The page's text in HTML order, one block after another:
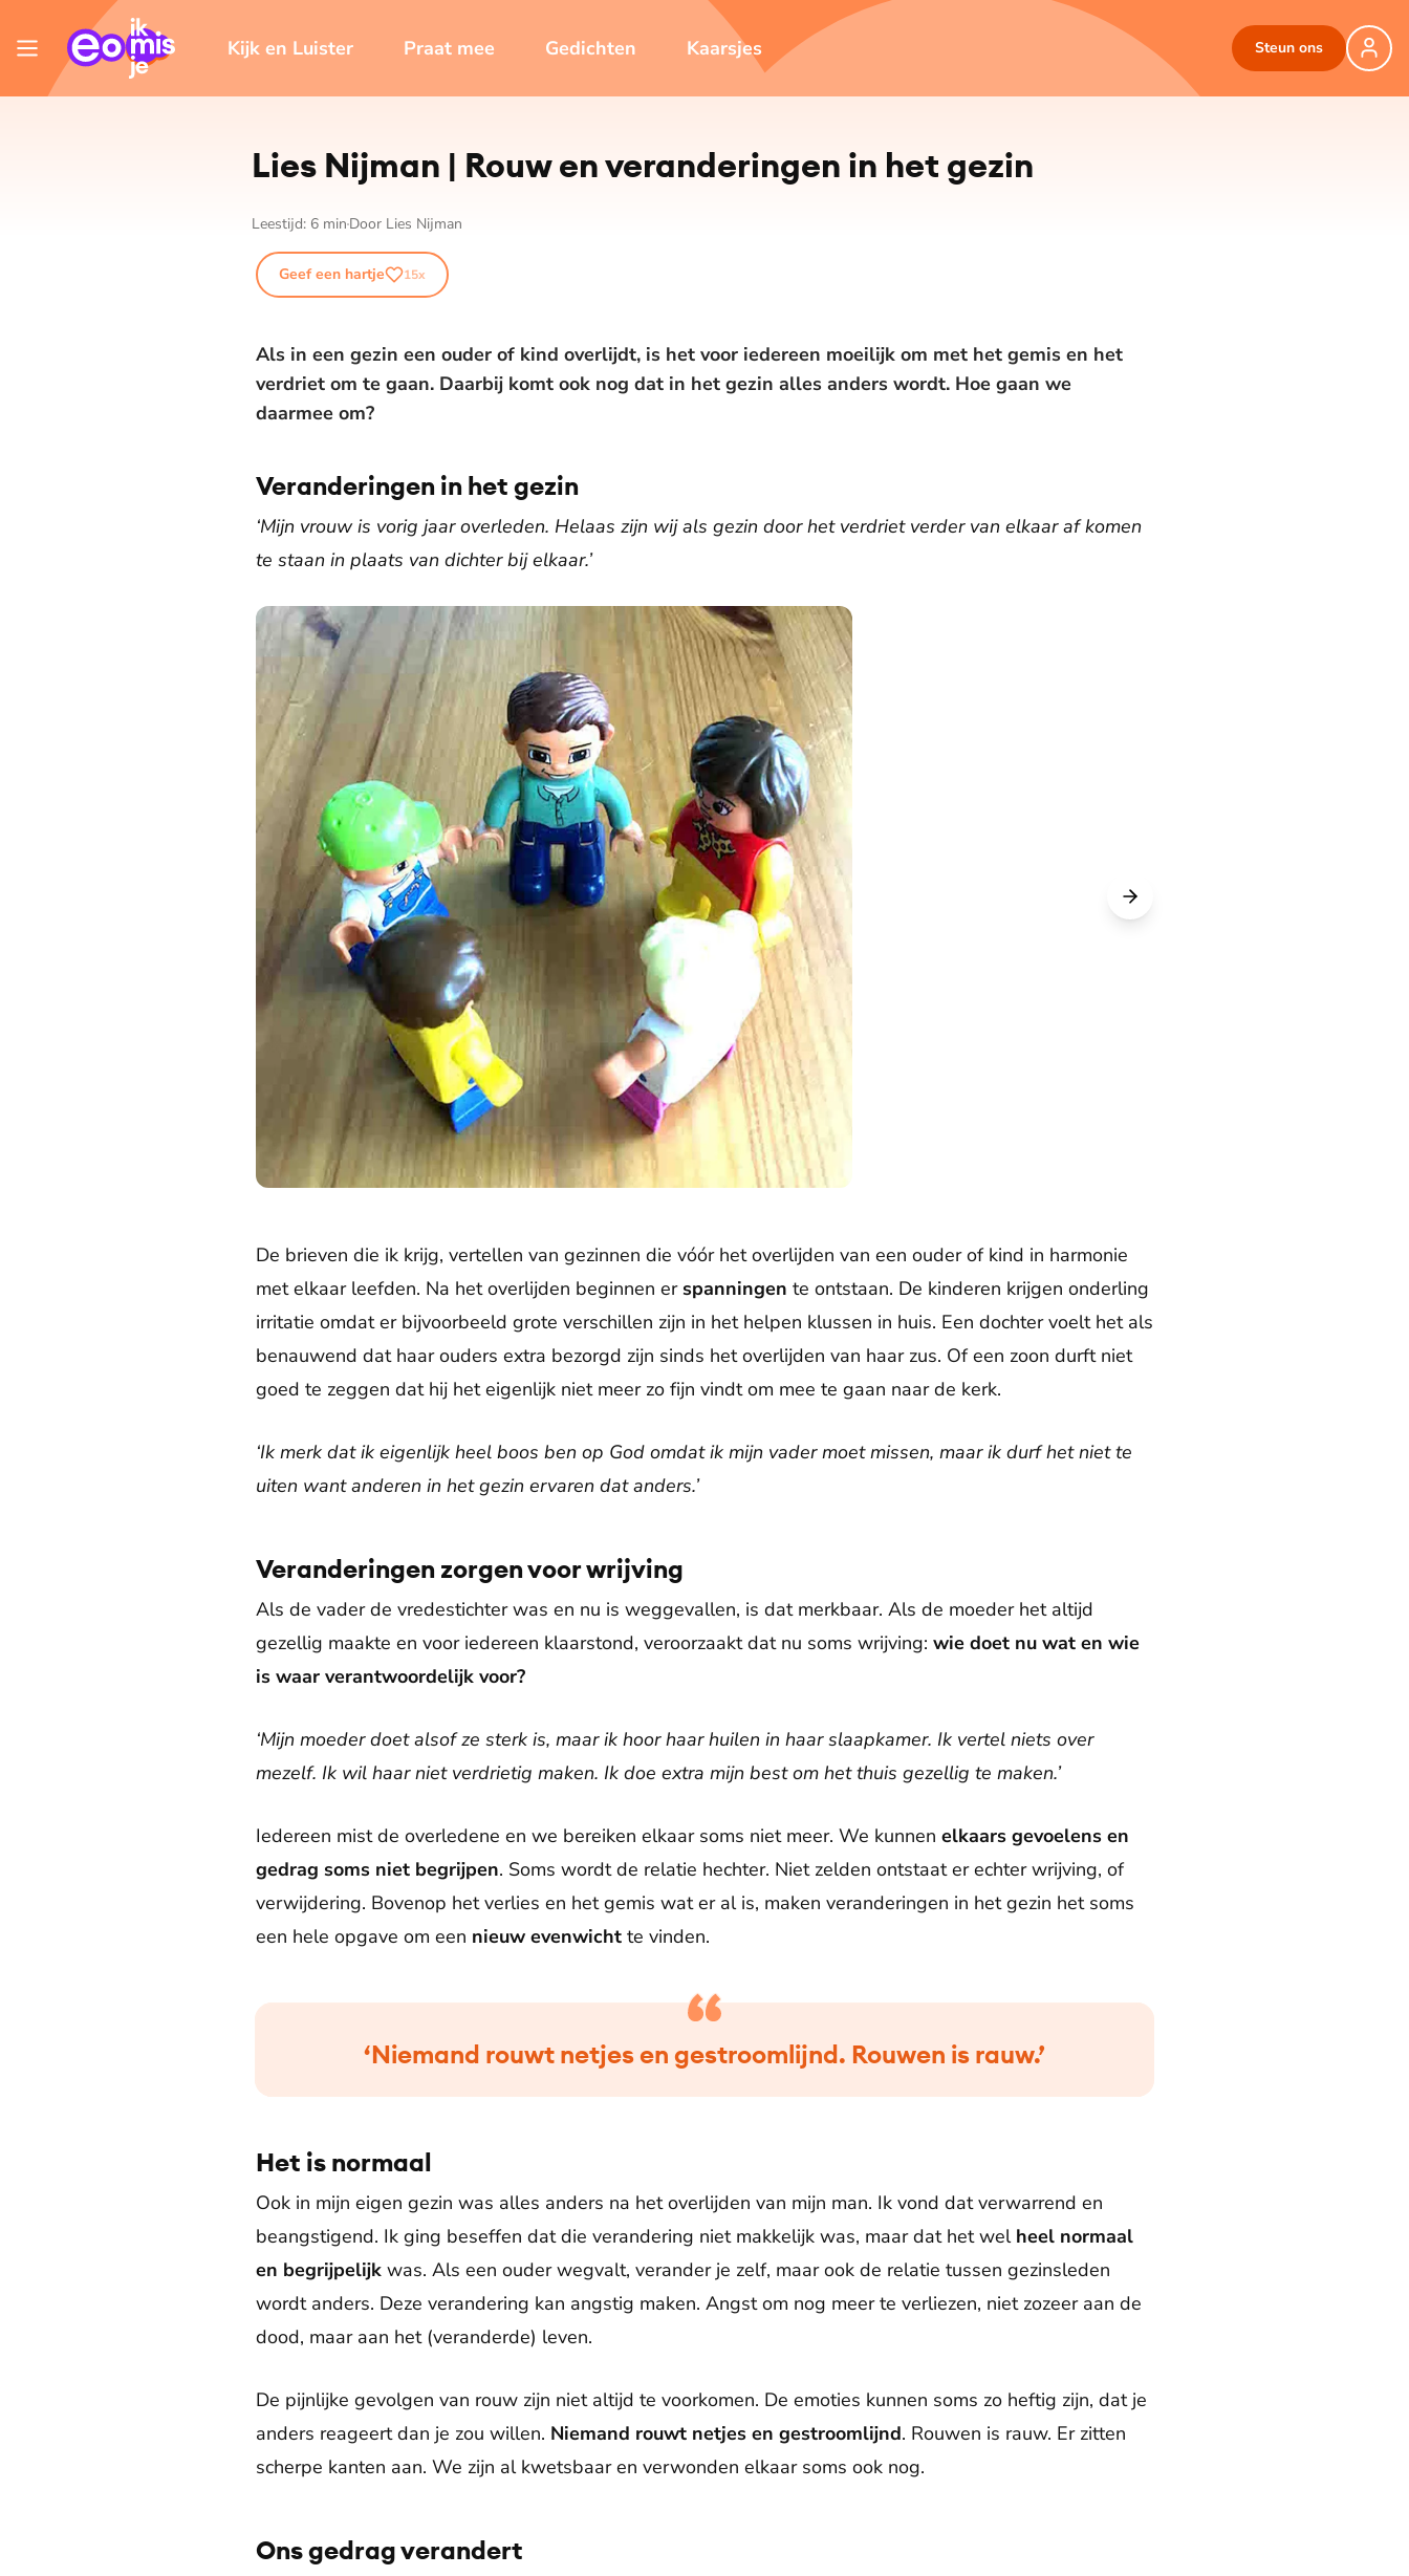
Kijk en Luister Praat mee Gedichten Kaarsjes Steun ons
Lies Nijman | Rouw en ver­an­de­rin­gen in het gezin
Leestijd: 6 min Door Lies Nijman
Geef een hartje 15x
Als in een gezin een ouder of kind overlijdt, is het voor iedereen moeilijk om met het gemis en het
verdriet om te gaan. Daarbij komt ook nog dat in het gezin alles anders wordt. Hoe gaan we
daarmee om?
Veranderingen in het gezin
‘Mijn vrouw is vorig jaar overleden. Helaas zijn wij als gezin door het verdriet verder van elkaar af komen
te staan in plaats van dichter bij elkaar.’
De brieven die ik krijg, vertellen van gezinnen die vóór het overlijden van een ouder of kind in harmonie
met elkaar leefden. Na het overlijden beginnen er spanningen te ontstaan. De kinderen krijgen onderling
irritatie omdat er bijvoorbeeld grote verschillen zijn in het helpen klussen in huis. Een dochter voelt het als
benauwend dat haar ouders extra bezorgd zijn sinds het overlijden van haar zus. Of een zoon durft niet
goed te zeggen dat hij het eigenlijk niet meer zo fijn vindt om mee te gaan naar de kerk.
‘Ik merk dat ik eigenlijk heel boos ben op God omdat ik mijn vader moet missen, maar ik durf het niet te
uiten want anderen in het gezin ervaren dat anders.’
Veranderingen zorgen voor wrijving
Als de vader de vredestichter was en nu is weggevallen, is dat merkbaar. Als de moeder het altijd
gezellig maakte en voor iedereen klaarstond, veroorzaakt dat nu soms wrijving: wie doet nu wat en wie
is waar verantwoordelijk voor?
‘Mijn moeder doet alsof ze sterk is, maar ik hoor haar huilen in haar slaapkamer. Ik vertel niets over
mezelf. Ik wil haar niet verdrietig maken. Ik doe extra mijn best om het thuis gezellig te maken.’
Iedereen mist de overledene en we bereiken elkaar soms niet meer. We kunnen elkaars gevoelens en
gedrag soms niet begrijpen. Soms wordt de relatie hechter. Niet zelden ontstaat er echter wrijving, of
verwijdering. Bovenop het verlies en het gemis wat er al is, maken veranderingen in het gezin het soms
een hele opgave om een nieuw evenwicht te vinden.
‘Niemand rouwt netjes en gestroomlijnd. Rouwen is rauw.’
Het is normaal
Ook in mijn eigen gezin was alles anders na het overlijden van mijn man. Ik vond dat verwarrend en
beangstigend. Ik ging beseffen dat die verandering niet makkelijk was, maar dat het wel heel normaal
en begrijpelijk was. Als een ouder wegvalt, verander je zelf, maar ook de relatie tussen gezinsleden
wordt anders. Deze verandering kan angstig maken. Angst om nog meer te verliezen, niet zozeer aan de
dood, maar aan het (veranderde) leven.
De pijnlijke gevolgen van rouw zijn niet altijd te voorkomen. De emoties kunnen soms zo heftig zijn, dat je
anders reageert dan je zou willen. Niemand rouwt netjes en gestroomlijnd. Rouwen is rauw. Er zitten
scherpe kanten aan. We zijn al kwetsbaar en verwonden elkaar soms ook nog.
Ons gedrag verandert